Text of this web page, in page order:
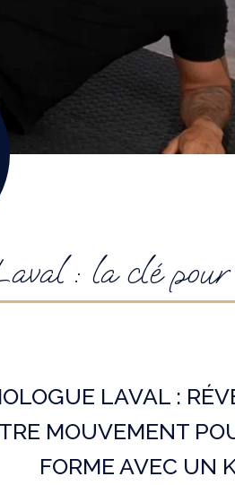
: la clé
LAVAL :
MOUVEMENT
FORME AVEC UN